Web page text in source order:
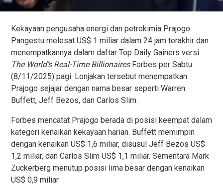
Kekayaan pengusaha energi dan petrokimia Prajogo
Pangestu melesat US$ 1 miliar dalam 24 jam terakhir dan
menempatkannya dalam daftar Top Daily Gainers versi
The World’s Real-Time BillionairesForbes per Sabtu
(8/11/2025) pagi. Lonjakan tersebut menempatkan
Prajogo sejajar dengan nama besar seperti Warren
Buffett, Jeff Bezos, dan Carlos Slim.
Forbes mencatat Prajogo berada di posisi keempat dalam
kategori kenaikan kekayaan harian. Buffett memimpin
dengan kenaikan US$ 1,6 miliar, disusul Jeff Bezos US$
1,2 miliar, dan Carlos Slim US$ 1,1 miliar. Sementara Mark
Zuckerberg menutup posisi lima besar dengan kenaikan
US$ 0,9 miliar.